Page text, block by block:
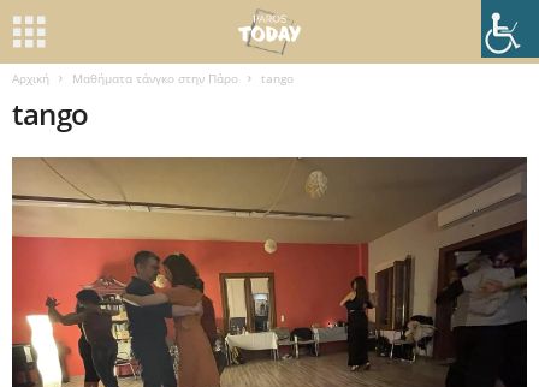
Αρχική Μαθήματα τάνγκο στην Πάρο tango
tango